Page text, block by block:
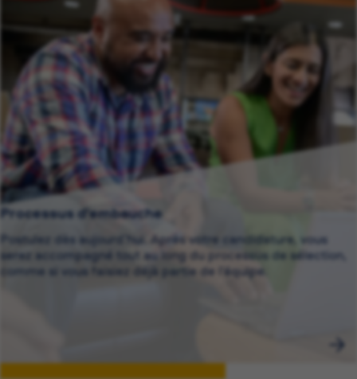
Processus d’embauche
Postulez dès aujourd’hui. Après votre candidature, vous
serez accompagné tout au long du processus de sélection,
comme si vous faisiez déjà partie de l’équipe.